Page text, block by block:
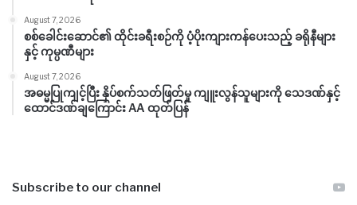
August 7, 2026
စစ်ခေါင်းဆောင်၏ ထိုင်းခရီးစဉ်ကို ပံ့ပိုးကျားကန်ပေးသည့် ခရိုနီများ
နှင့် ကုမ္ပဏီများ
August 7, 2026
အဓမ္မပြုကျင့်ပြီး နှိပ်စက်သတ်ဖြတ်မှု ကျူးလွန်သူများကို သေဒဏ်နှင့်
ထောင်ဒဏ်ချကြောင်း AA ထုတ်ပြန်
Subscribe to our channel